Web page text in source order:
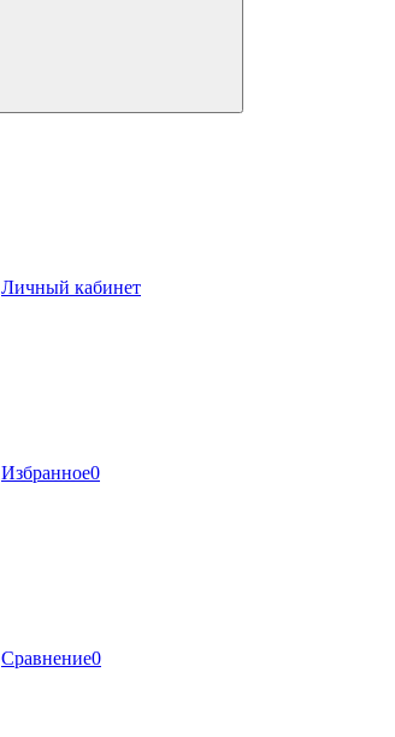
Личный кабинет
Избранное0
Сравнение0